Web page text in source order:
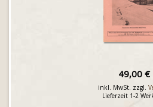
49,00 €
inkl. MwSt. zzgl.
Lieferzeit 1-2